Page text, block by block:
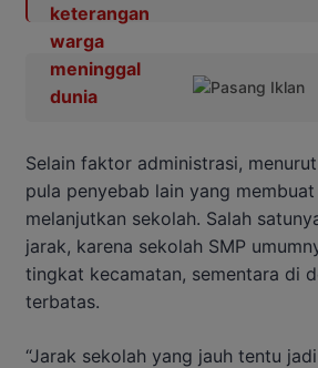
Selain faktor administrasi,
pula penyebab lain yang
melanjutkan sekolah. Salah
jarak, karena sekolah SMP
tingkat kecamatan, sementara di
terbatas.
“Jarak sekolah yang jauh tentu